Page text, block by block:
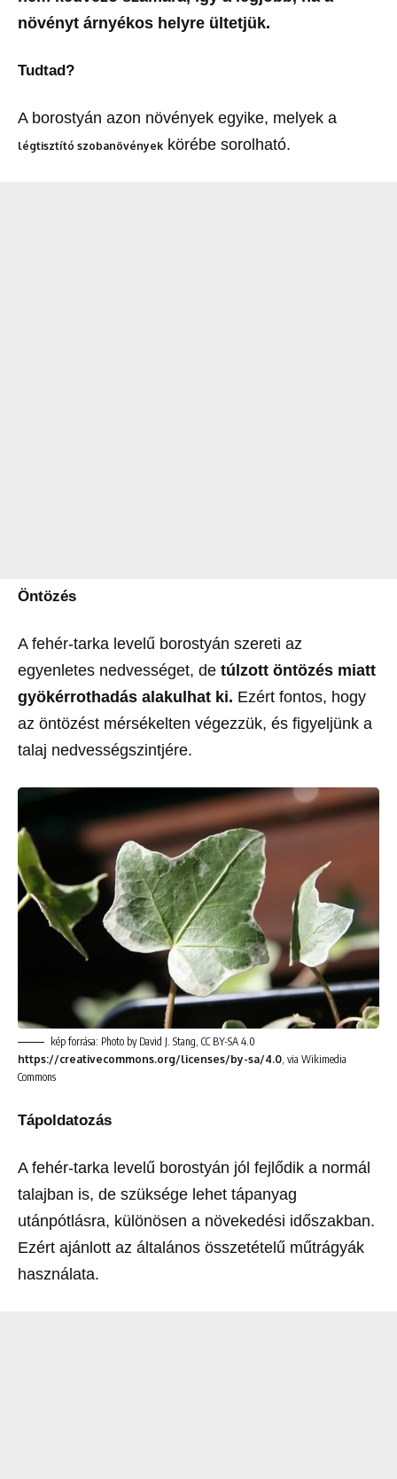
növényt árnyékos helyre ültetjük.
Tudtad?
A borostyán azon növények egyike, melyek a
légtisztító szobanövények körébe sorolható.
Öntözés
A fehér-tarka levelű borostyán szereti az
egyenletes nedvességet, de túlzott öntözés miatt
gyökérrothadás alakulhat ki. Ezért fontos, hogy
az öntözést mérsékelten végezzük, és figyeljünk a
talaj nedvességszintjére.
kép forrása: Photo by David J. Stang, CC BY-SA 4.0
https://creativecommons.org/licenses/by-sa/4.0 , via Wikimedia
Commons
Tápoldatozás
A fehér-tarka levelű borostyán jól fejlődik a normál
talajban is, de szüksége lehet tápanyag
utánpótlásra, különösen a növekedési időszakban.
Ezért ajánlott az általános összetételű műtrágyák
használata.